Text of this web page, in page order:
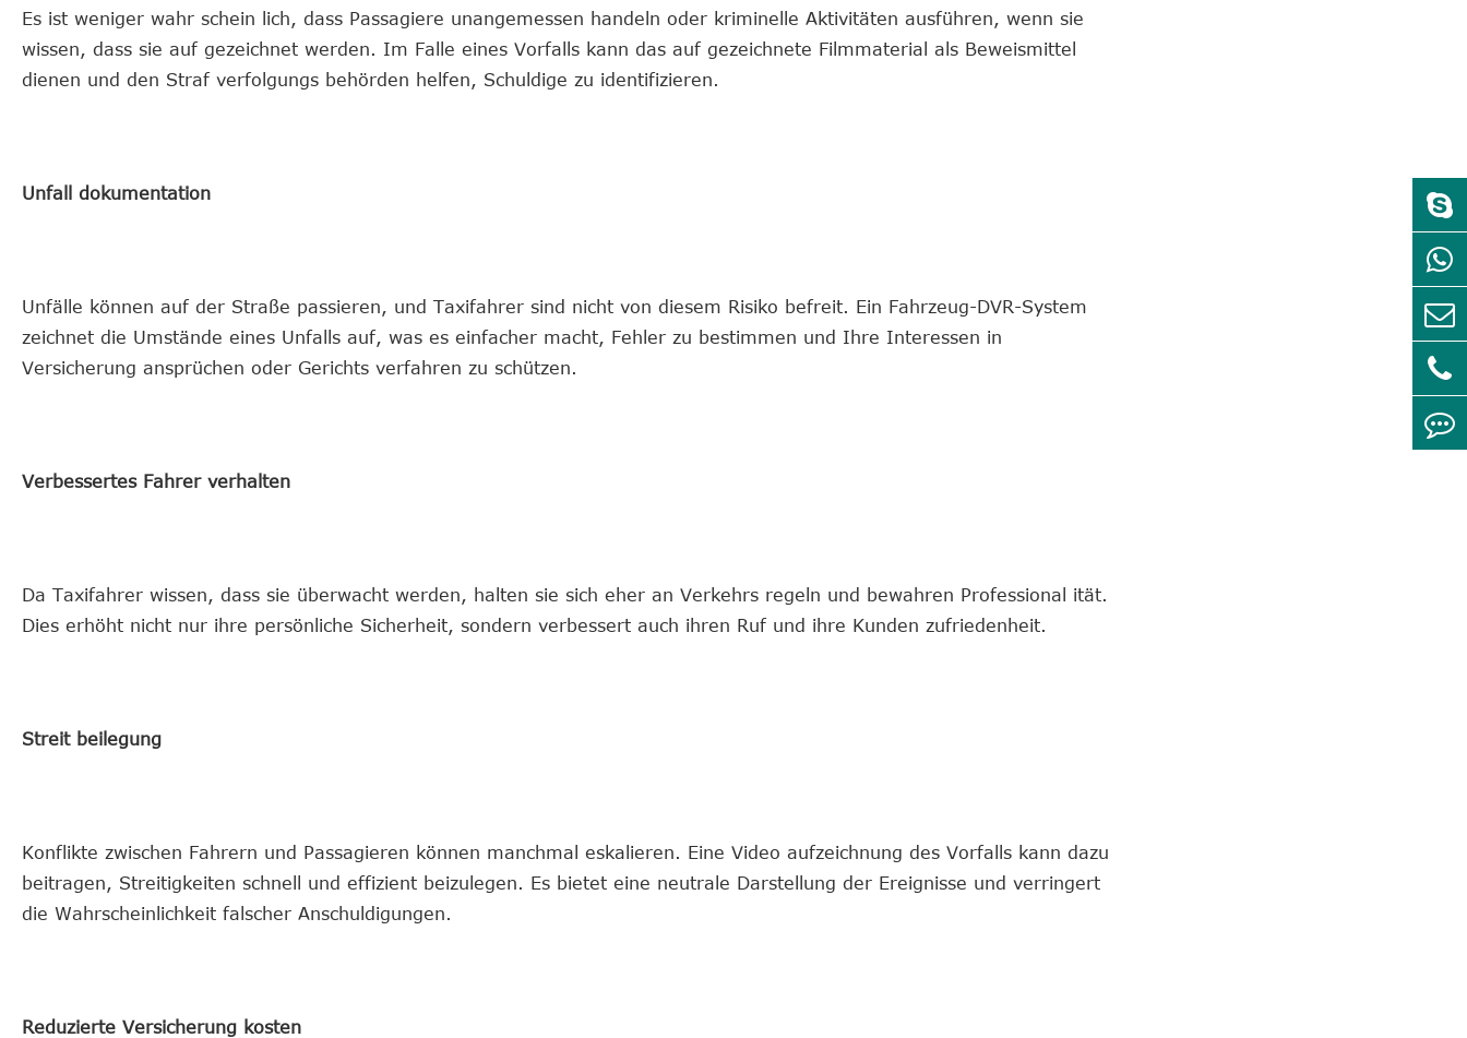
Es ist weniger wahr schein lich, dass Passagiere unangemessen handeln oder kriminelle Aktivitäten ausführen, wenn sie
wissen, dass sie auf gezeichnet werden. Im Falle eines Vorfalls kann das auf gezeichnete Filmmaterial als Beweismittel
dienen und den Straf verfolgungs behörden helfen, Schuldige zu identifizieren.
Unfall dokumentation
Unfälle können auf der Straße passieren, und Taxifahrer sind nicht von diesem Risiko befreit. Ein Fahrzeug-DVR-System
zeichnet die Umstände eines Unfalls auf, was es einfacher macht, Fehler zu bestimmen und Ihre Interessen in
Versicherung ansprüchen oder Gerichts verfahren zu schützen.
Verbessertes Fahrer verhalten
Da Taxifahrer wissen, dass sie überwacht werden, halten sie sich eher an Verkehrs regeln und bewahren Professional ität.
Dies erhöht nicht nur ihre persönliche Sicherheit, sondern verbessert auch ihren Ruf und ihre Kunden zufriedenheit.
Streit beilegung
Konflikte zwischen Fahrern und Passagieren können manchmal eskalieren. Eine Video aufzeichnung des Vorfalls kann dazu
beitragen, Streitigkeiten schnell und effizient beizulegen. Es bietet eine neutrale Darstellung der Ereignisse und verringert
die Wahrscheinlichkeit falscher Anschuldigungen.
Reduzierte Versicherung kosten